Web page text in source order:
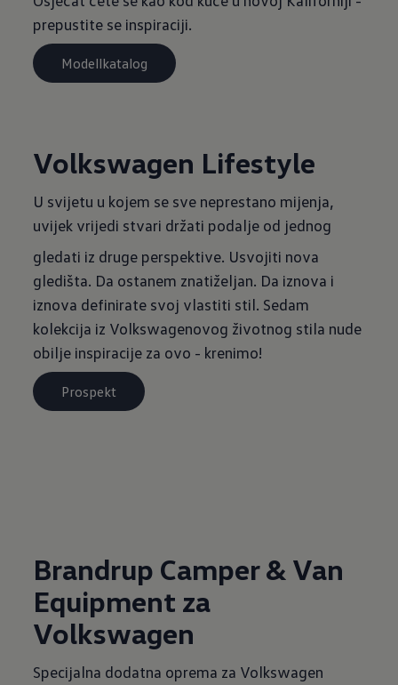
prepustite se inspiraciji.
Modellkatalog
Volkswagen Lifestyle
U svijetu u kojem se sve neprestano mijenja,
uvijek vrijedi stvari držati podalje od jednog
gledati iz druge perspektive. Usvojiti nova
gledišta. Da ostanem znatiželjan. Da iznova i
iznova definirate svoj vlastiti stil. Sedam
kolekcija iz Volkswagenovog životnog stila nude
obilje inspiracije za ovo - krenimo!
Prospekt
Brandrup Camper & Van
Equipment za
Volkswagen
Specijalna dodatna oprema za Volkswagen